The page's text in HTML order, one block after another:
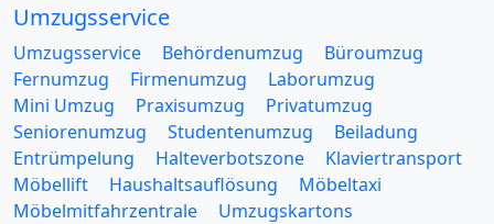
Umzugsservice
Umzugsservice Behördenumzug
Büroumzug
Fernumzug
Firmenumzug
Laborumzug
Mini Umzug
Praxisumzug
Privatumzug
Seniorenumzug
Studentenumzug
Beiladung
Entrümpelung
Halteverbotszone
Klaviertransport
Möbellift
Haushaltsauflösung
Möbeltaxi
Möbelmitfahrzentrale
Umzugskartons